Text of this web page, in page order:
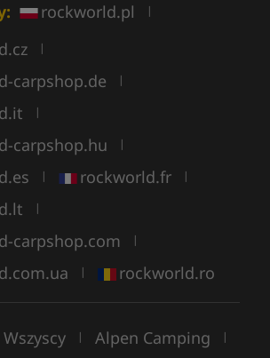
rockworld.pl |
|
carpshop.de |
|
carpshop.hu |
| rockworld.fr |
|
carpshop.com |
| rockworld.ro
Wszyscy | Alpen Camping |